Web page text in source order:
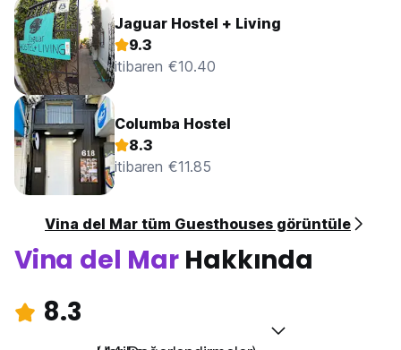
Jaguar Hostel + Living
9.3
itibaren €10.40
Columba Hostel
8.3
itibaren €11.85
Vina del Mar tüm Guesthouses görüntüle
Vina del MarHakkında
8.3